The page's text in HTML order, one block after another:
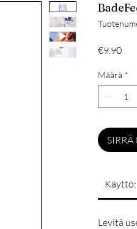
€9.90
Määrä *
Käyttö:
Levitä